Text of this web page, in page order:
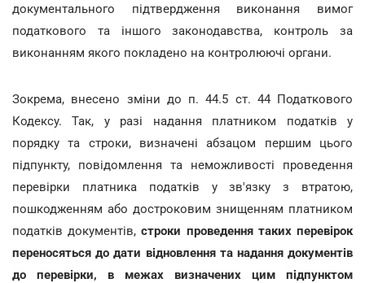
документального підтвердження виконання вимог
податкового та іншого законодавства, контроль за
виконанням якого покладено на контролюючі органи.
Зокрема, внесено зміни до п. 44.5 ст. 44 Податкового
Кодексу. Так, у разі надання платником податків у
порядку та строки, визначені абзацом першим цього
підпункту, повідомлення та неможливості проведення
перевірки платника податків у зв'язку з втратою,
пошкодженням або достроковим знищенням платником
податків документів,строки проведення таких перевірок
переносяться до дати відновлення та надання документів
до перевірки, в межах визначених цим підпунктом